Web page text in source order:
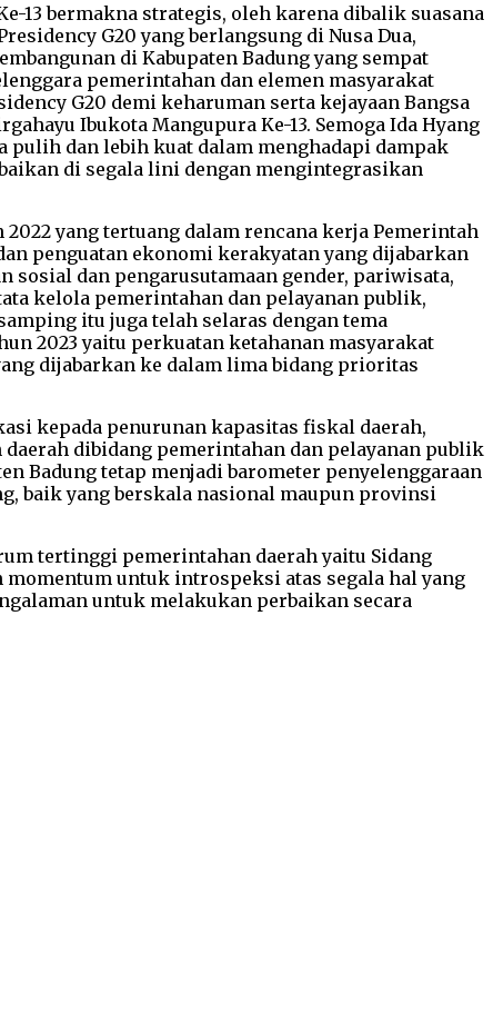
13 bermakna strategis, oleh karena dibalik suasana
G20 yang berlangsung di Nusa Dua,
di Kabupaten Badung yang sempat
pemerintahan dan elemen masyarakat
G20 demi keharuman serta kejayaan Bangsa
Ibukota Mangupura Ke-13. Semoga Ida Hyang
pulih dan lebih kuat dalam menghadapi dampak
di segala lini dengan mengintegrasikan
yang tertuang dalam rencana kerja Pemerintah
penguatan ekonomi kerakyatan yang dijabarkan
dan pengarusutamaan gender, pariwisata,
kelola pemerintahan dan pelayanan publik,
itu juga telah selaras dengan tema
2023 yaitu perkuatan ketahanan masyarakat
dijabarkan ke dalam lima bidang prioritas
kepada penurunan kapasitas fiskal daerah,
dibidang pemerintahan dan pelayanan publik
Badung tetap menjadi barometer penyelenggaraan
baik yang berskala nasional maupun provinsi
tertinggi pemerintahan daerah yaitu Sidang
momentum untuk introspeksi atas segala hal yang
untuk melakukan perbaikan secara